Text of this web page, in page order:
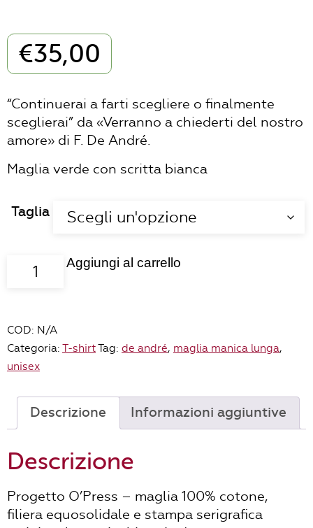
€35,00
“Continuerai a farti scegliere o finalmente
sceglierai” da «Verranno a chiederti del nostro
amore» di F. De André.
Maglia verde con scritta bianca
Taglia
Maglia
manica
"Verranno
a
chiederti"
quantità
Aggiungi al carrello
COD: N/A
Categoria: T-shirtTag: de andré, maglia manica lunga,
unisex
Descrizione Informazioni aggiuntive
Descrizione
Progetto O’Press – maglia 100% cotone,
filiera equosolidale e stampa serigrafica